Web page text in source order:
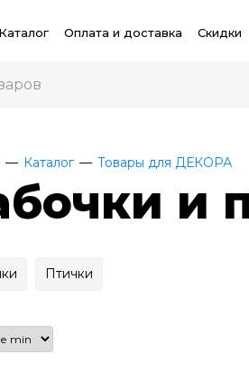
Каталог Оплата и доставка Скидки
Каталог Товары для ДЕКОРА
и
Птички